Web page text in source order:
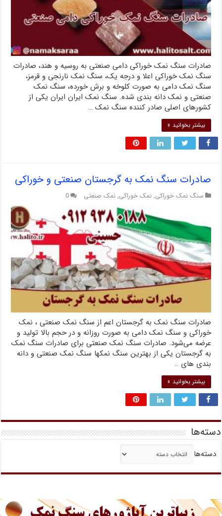
صادرات سنگ نمک خوراکی دامی صنعتی به روسیه و هند، صادرات
سنگ نمک خوراکی اعلا و درجه یک، سنگ نمک نارنجی و قرمز،
سنگ نمک دامی به صورت کلوخه و برش خورده، سنگ نمک
صنعتی و نمک دانه بندی شده. سنگ نمک ایران ایران یکی از
کشورهای اصلی صادر کننده سنگ نمک …
بیشتر بخوانید »
صادرات سنگ نمک به گرجستان صنعتی و خوراکی
سنگ نمک خوراکی, نمک خوراکی, نمک صنعتی 0
صادرات سنگ نمک به گرجستان اعم از سنگ نمک صنعتی ، نمک
خوراکی و سنگ نمک دامی به صورت روزانه و در حجم بالا تولید و
عرضه می‌شود. صادرات سنگ نمک صنعتی برای صادرات سنگ نمک
به گرجستان یکی از بهترین سنگ نمکها سنگ نمک صنعتی و دانه
بندی های …
بیشتر بخوانید »
دسته‌ها
دسته‌ها